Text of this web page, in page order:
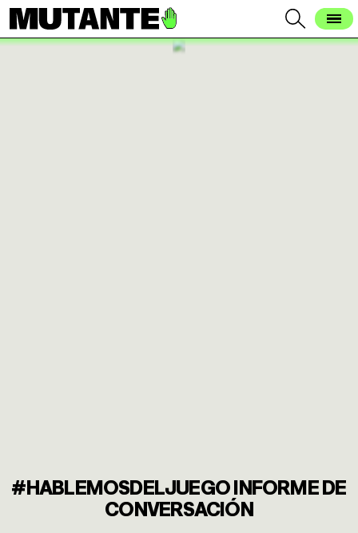
#HABLEMOSDELJUEGO INFORME DE
CONVERSACIÓN